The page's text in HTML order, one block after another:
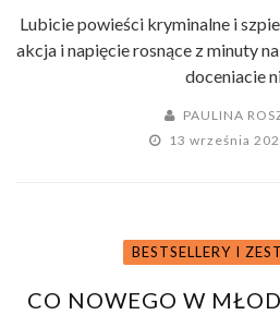
Lubicie powieści kryminalne i
akcja i napięcie rosnące z minuty
doceniacie
PAULINA
13 września
BESTSELLERY I
CO NOWEGO W